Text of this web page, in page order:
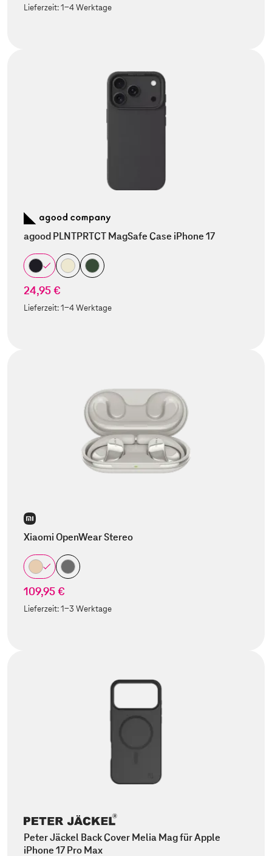
Lieferzeit:1-4 Werktage
agood PLNTPRTCT MagSafe Case iPhone 17
24,95 €
Lieferzeit:1-4 Werktage
Xiaomi OpenWear Stereo
109,95 €
Lieferzeit:1-3 Werktage
Peter Jäckel Back Cover Melia Mag für Apple
iPhone 17 Pro Max